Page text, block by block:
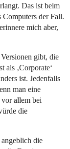
Das ist beim
der Fall.
mich aber,
gibt, die
als ‚Corporate‘
ist. Jedenfalls
man eine
allem bei
die
die